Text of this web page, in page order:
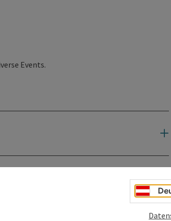
Events.